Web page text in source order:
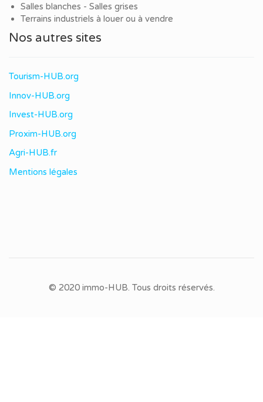
Salles blanches - Salles grises
Terrains industriels à louer ou à vendre
Nos autres sites
Tourism-HUB.org
Innov-HUB.org
Invest-HUB.org
Proxim-HUB.org
Agri-HUB.fr
Mentions légales
© 2020 immo-HUB. Tous droits réservés.